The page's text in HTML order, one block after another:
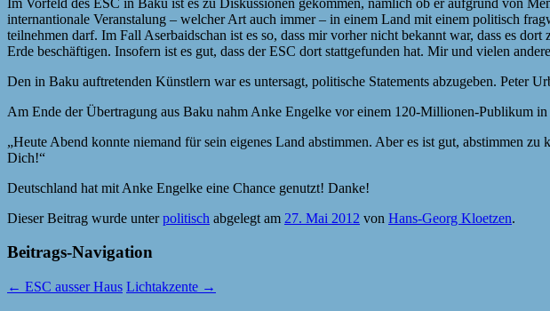
internantionale Veranstalung – welcher Art auch immer – in einem Land mit einem politisch
teilnehmen darf. Im Fall Aserbaidschan ist es so, dass mir vorher nicht bekannt war, dass es
Erde beschäftigen. Insofern ist es gut, dass der ESC dort stattgefunden hat. Mir und vielen
Den in Baku auftretenden Künstlern war es untersagt, politische Statements abzugeben. Peter
Am Ende der Übertragung aus Baku nahm Anke Engelke vor einem 120-Millionen-Publikum
„Heute Abend konnte niemand für sein eigenes Land abstimmen. Aber es ist gut, abstimmen
Dich!“
Deutschland hat mit Anke Engelke eine Chance genutzt! Danke!
Dieser Beitrag wurde unterpolitisch abgelegt am 27. Mai 2012 von Hans-Georg Kloetzen.
Beitrags-Navigation
← ESC ausser Haus Lichtakzente →